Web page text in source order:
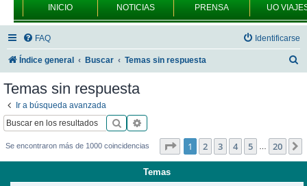
INICIO NOTICIAS PRENSA UO
FAQ Identificarse
Índice general Buscar Temas sin respuesta
Temas sin respuesta
Ir a búsqueda avanzada
Buscar
Se encontraron más de 1000 coincidencias Página de 20
1 2 3 4 5 … 20
Temas